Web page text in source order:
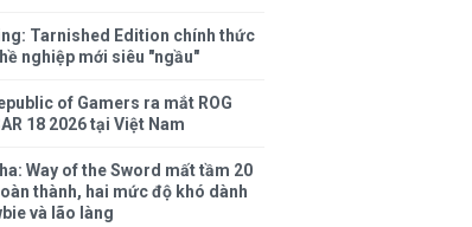
Tarnished Edition chính thức
nghiệp mới siêu "ngầu"
of Gamers ra mắt ROG
18 2026 tại Việt Nam
Way of the Sword mất tầm 20
thành, hai mức độ khó dành
và lão làng